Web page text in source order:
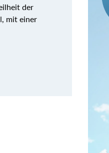
der
mit einer